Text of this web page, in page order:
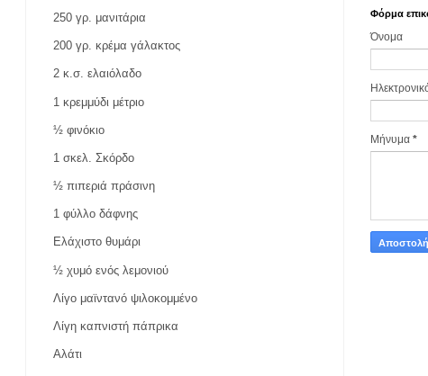
250 γρ. μανιτάρια
200 γρ. κρέμα γάλακτος
2 κ.σ. ελαιόλαδο
1 κρεμμύδι μέτριο
½ φινόκιο
1 σκελ. Σκόρδο
½ πιπεριά πράσινη
1 φύλλο δάφνης
Ελάχιστο θυμάρι
½ χυμό ενός λεμονιού
Λίγο μαϊντανό ψιλοκομμένο
Λίγη καπνιστή πάπρικα
Αλάτι
Φόρμα
Όνομα
Μήνυμα *